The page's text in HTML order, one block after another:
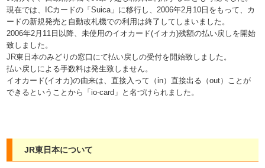
現在では、ICカードの「Suica」に移行し、2006年2月10日をもって、カ
ードの新規発売と自動改札機での利用は終了してしまいました。
2006年2月11日以降、未使用のイオカード(イオカ)残額の払い戻しを開始
致しました。
JR東日本のみどりの窓口にて払い戻しの受付を開始致しました。
払い戻しによる手数料は発生致しません。
イオカード(イオカ)の由来は、直接入って（in）直接出る（out）ことが
できるということから「io-card」と名づけられました。
JR東日本について